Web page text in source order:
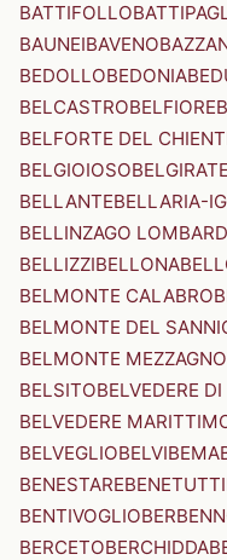
BATTIFOLLO
BAUNEIBAVENO
BEDOLLOBEDONIA
BELCASTROBELFIORE
BELFORTE DEL
BELGIOIOSOBELGIRATE
BELLANTEBELLARIA-
BELLINZAGO
BELLIZZIBELLONA
BELMONTE CALABRO
BELMONTE DEL
BELMONTE MEZZAGNO
BELSITOBELVEDERE
BELVEDERE
BELVEGLIOBELVIBEMA
BENESTAREBENETUTTI
BENTIVOGLIO
BERCETOBERCHIDDA